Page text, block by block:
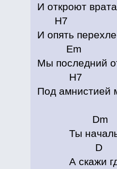
И откроют
H7
И опять
Em
Мы последний
H7
Под амнистией
Dm
Ты
D
А скажи где